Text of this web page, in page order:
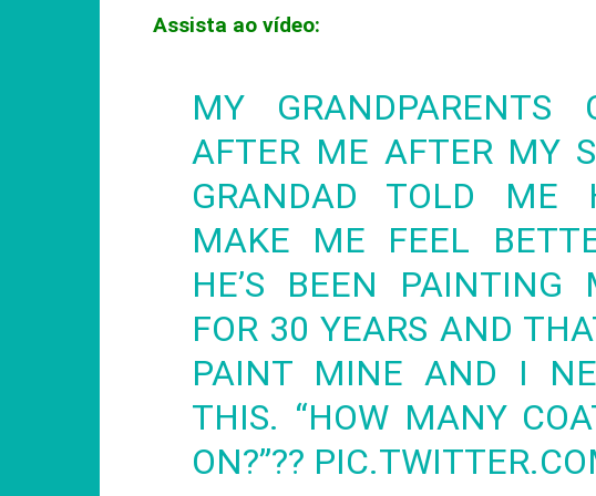
Assista ao vídeo:
MY
AFTER ME AFTER MY
GRANDAD TOLD ME
MAKE ME FEEL
HE’S BEEN PAINTING
FOR 30 YEARS AND
PAINT MINE AND I
THIS. “HOW MANY
ON?”??